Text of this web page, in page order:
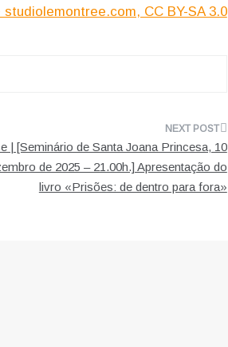
CC BY-SA 3.0
| [Seminário de Santa Joana Princesa, 10
de 2025 – 21.00h.] Apresentação do
livro «Prisões: de dentro para fora»